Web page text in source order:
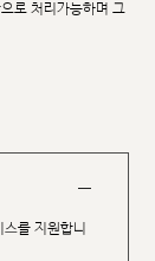
로 처리가능하며 그
를 지원합니